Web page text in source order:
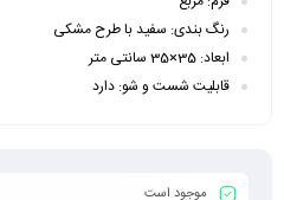
رنگ بندی: سفید با طرح مشکی
ابعاد: 35×35 سانتی متر
قابلیت شست و شو: دارد
موجود است